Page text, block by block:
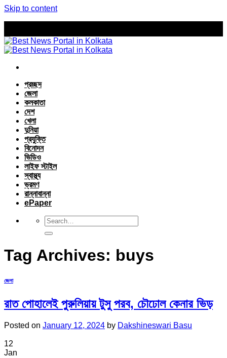
Skip to content
প্রচ্ছদ
জেলা
কলকাতা
দেশ
খেলা
দুনিয়া
প্রযুক্তি
বিনোদন
ভিডিও
লাইফ স্টাইল
স্বাস্থ্য
ভ্রমণ
রান্নাবান্না
ePaper
Tag Archives: buys
জেলা
রাত পোহালেই পুরুলিয়ায় টুসু পরব, চৌঢোল কেনার ভিড়
Posted on January 12, 2024 by Dakshineswari Basu
12
Jan